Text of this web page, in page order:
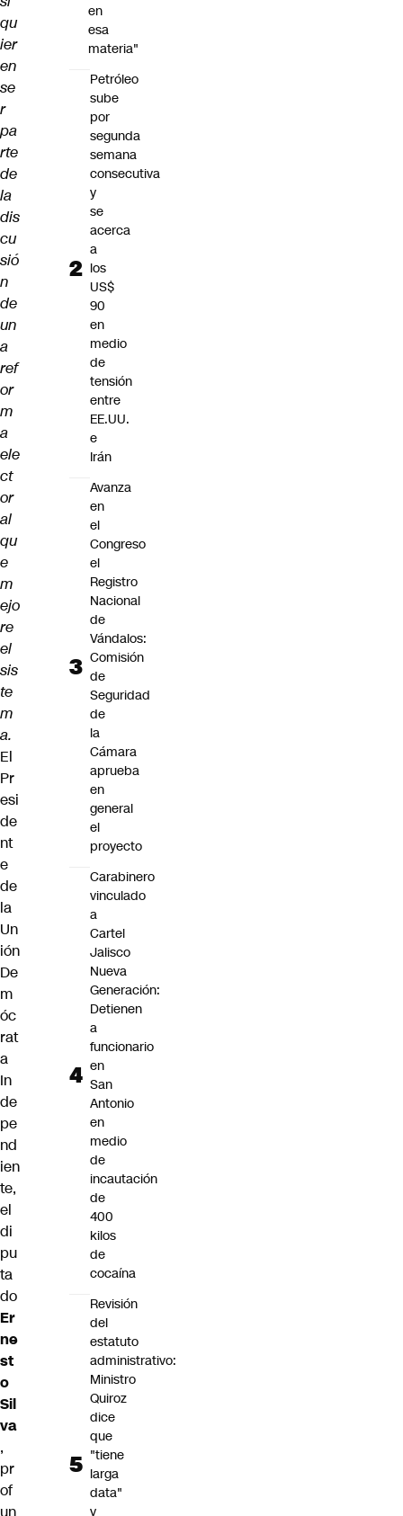
qu
ier
en
se
r
pa
rte
de
la
dis
cu
sió
n
de
un
a
ref
or
m
a
ele
ct
or
al
qu
e
m
ejo
re
el
sis
te
m
a.
El
Pr
esi
de
nt
e
de
la
Un
ión
De
m
óc
rat
a
In
de
pe
nd
ien
te,
el
di
pu
ta
do
Er
ne
st
o
Sil
va
,
pr
of
un
en
esa
materia"
Petróleo
sube
por
segunda
semana
consecutiva
y
se
acerca
a
los
US$
90
en
medio
de
tensión
entre
EE.UU.
e
Irán
Avanza
en
el
Congreso
el
Registro
Nacional
de
Vándalos:
Comisión
de
Seguridad
de
la
Cámara
aprueba
en
general
el
proyecto
Carabinero
vinculado
a
Cartel
Jalisco
Nueva
Generación:
Detienen
a
funcionario
en
San
Antonio
en
medio
de
incautación
de
400
kilos
de
cocaína
Revisión
del
estatuto
administrativo:
Ministro
Quiroz
dice
que
"tiene
larga
data"
y